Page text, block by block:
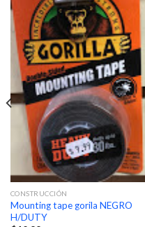
CONSTRUCCIÓN
Mounting tape gorila NEGRO
H/DUTY